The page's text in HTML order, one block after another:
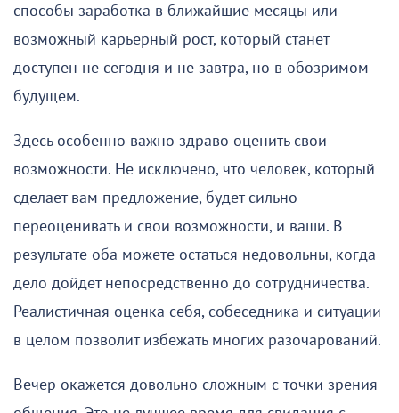
способы заработка в ближайшие месяцы или
возможный карьерный рост, который станет
доступен не сегодня и не завтра, но в обозримом
будущем.
Здесь особенно важно здраво оценить свои
возможности. Не исключено, что человек, который
сделает вам предложение, будет сильно
переоценивать и свои возможности, и ваши. В
результате оба можете остаться недовольны, когда
дело дойдет непосредственно до сотрудничества.
Реалистичная оценка себя, собеседника и ситуации
в целом позволит избежать многих разочарований.
Вечер окажется довольно сложным с точки зрения